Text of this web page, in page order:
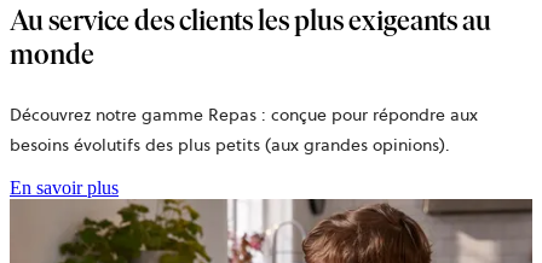
Au service des clients les plus exigeants au
monde
Découvrez notre gamme Repas : conçue pour répondre aux
besoins évolutifs des plus petits (aux grandes opinions).
En savoir plus